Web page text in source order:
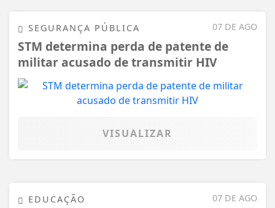
07 DE AGO
SEGURANÇA PÚBLICA
STM determina perda de patente de
militar acusado de transmitir HIV
VISUALIZAR
07 DE AGO
EDUCAÇÃO